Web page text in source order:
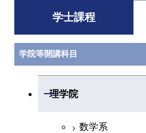
学士課程
学院等開講科目
理学院
開閉
数学系